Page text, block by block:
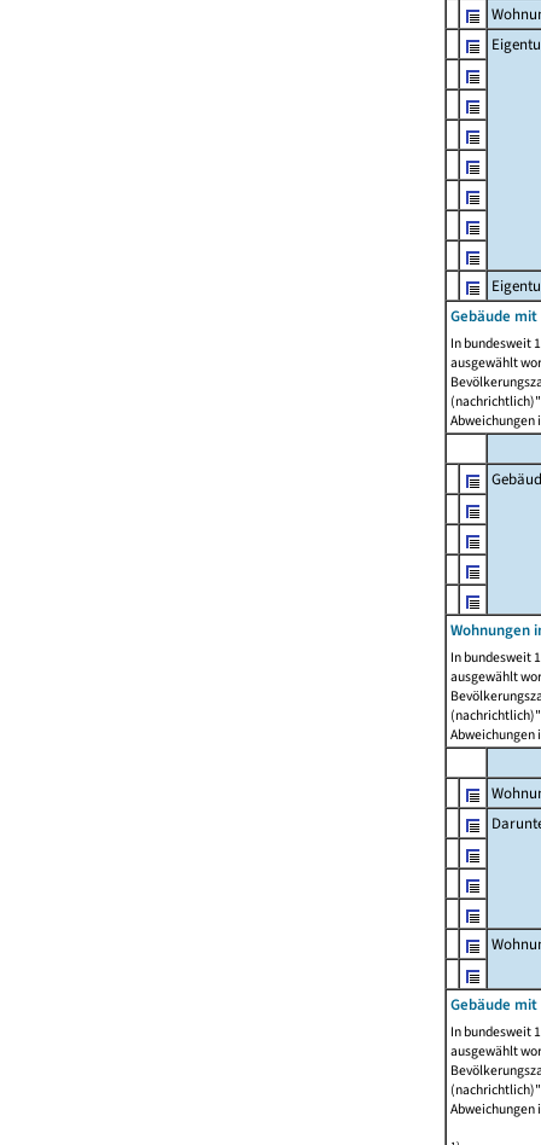
Gebäude
In bundesweit
ausgewählt
Abweichungen
Wohnungen
In bundesweit
ausgewählt
Abweichungen
Gebäude
In bundesweit
ausgewählt
Abweichungen